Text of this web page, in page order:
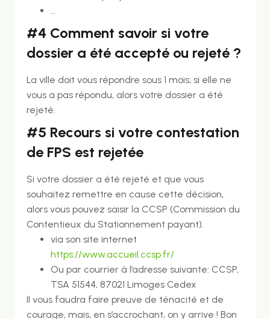
#4 Comment savoir si votre
dossier a été accepté ou rejeté ?
La ville doit vous répondre sous 1 mois; si elle ne
vous a pas répondu, alors votre dossier a été
rejeté.
#5 Recours si votre contestation
de FPS est rejetée
Si votre dossier a été rejeté et que vous
souhaitez remettre en cause cette décision,
alors vous pouvez saisir la CCSP (Commission du
Contentieux du Stationnement payant).
via son site internet
https://www.accueil.ccsp.fr/
Ou par courrier à l’adresse suivante: CCSP,
TSA 51544, 87021 Limoges Cedex
Il vous faudra faire preuve de ténacité et de
courage, mais, en s’accrochant, on y arrive ! Bon